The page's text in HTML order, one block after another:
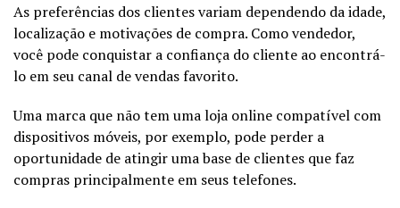
As preferências dos clientes variam dependendo da idade,
localização e motivações de compra. Como vendedor,
você pode conquistar a confiança do cliente ao encontrá-
lo em seu canal de vendas favorito.
Uma marca que não tem uma loja online compatível com
dispositivos móveis, por exemplo, pode perder a
oportunidade de atingir uma base de clientes que faz
compras principalmente em seus telefones.